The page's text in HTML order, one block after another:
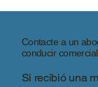
Contacte a un
conducir
Si recibió una